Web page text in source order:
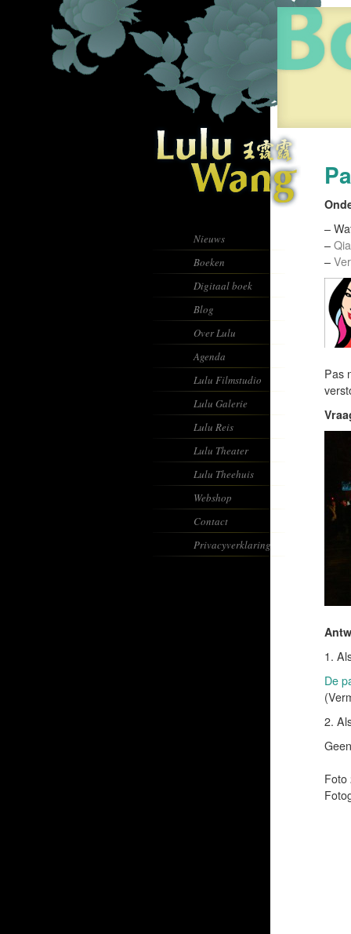
Nieuws
Boeken
Digitaal boek
Blog
Over Lulu
Agenda
Lulu Filmstudio
Lulu Galerie
Lulu Reis
Lulu Theater
Lulu Theehuis
Webshop
Contact
Privacyverklaring
–
–
–
Pas
1.
De
2.
Foto